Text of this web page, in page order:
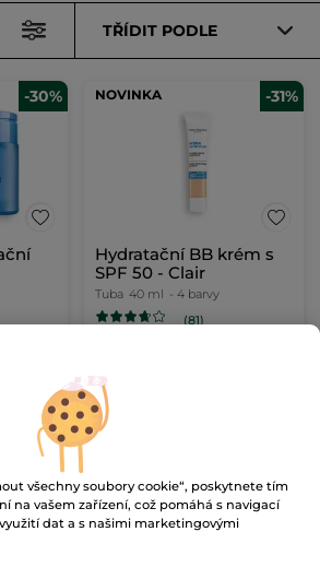
TŘÍDIT PODLE
-30% NOVINKA -31%
Hydratační BB krém s
SPF 50 - Clair
Tuba 40 ml - 4 barvy
(81)
309.00 Kč
-29%
všechny soubory cookie“, poskytnete tím
na vašem zařízení, což pomáhá s navigací
dat a s našimi marketingovými